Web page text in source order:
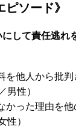
ピソード》
して責任逃れ
を他人から批
男性）
かった理由を
性）